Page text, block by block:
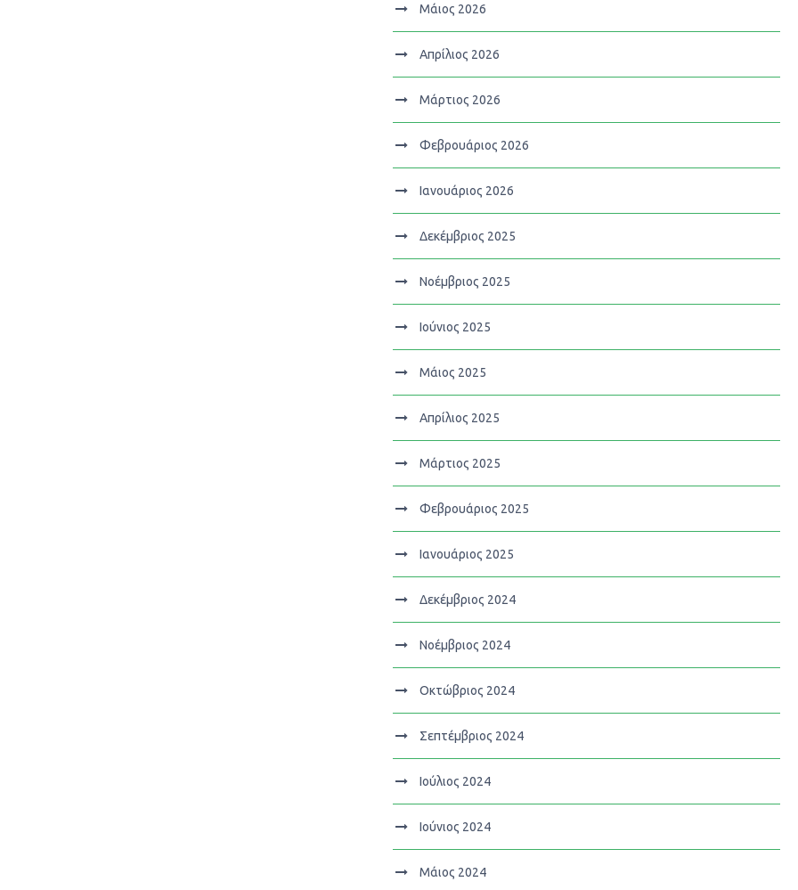
Μάιος 2026
Απρίλιος 2026
Μάρτιος 2026
Φεβρουάριος 2026
Ιανουάριος 2026
Δεκέμβριος 2025
Νοέμβριος 2025
Ιούνιος 2025
Μάιος 2025
Απρίλιος 2025
Μάρτιος 2025
Φεβρουάριος 2025
Ιανουάριος 2025
Δεκέμβριος 2024
Νοέμβριος 2024
Οκτώβριος 2024
Σεπτέμβριος 2024
Ιούλιος 2024
Ιούνιος 2024
Μάιος 2024